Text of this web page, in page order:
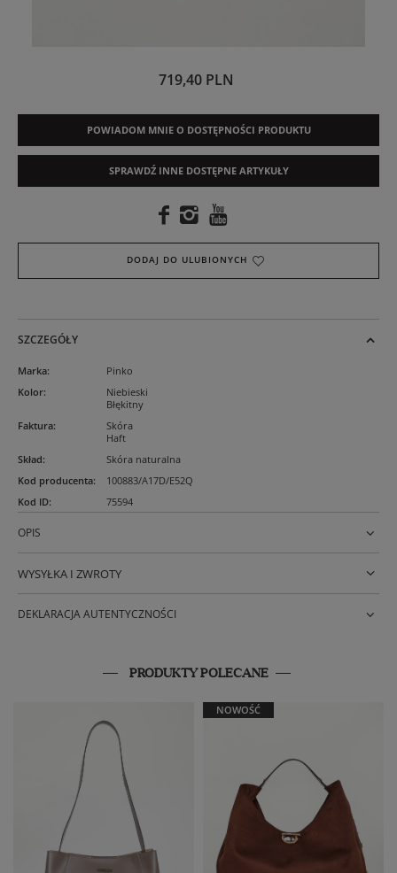
719,40 PLN
POWIADOM MNIE O DOSTĘPNOŚCI PRODUKTU
SPRAWDŹ INNE DOSTĘPNE ARTYKUŁY
DODAJ DO ULUBIONYCH
SZCZEGÓŁY
Marka:
Pinko
Kolor:
Niebieski
Błękitny
Faktura:
Skóra
Haft
Skład:
Skóra naturalna
Kod producenta:
100883/A17D/E52Q
Kod ID: 75594
OPIS
WYSYŁKA I ZWROTY
DEKLARACJA AUTENTYCZNOŚCI
PRODUKTY POLECANE
NOWOŚĆ